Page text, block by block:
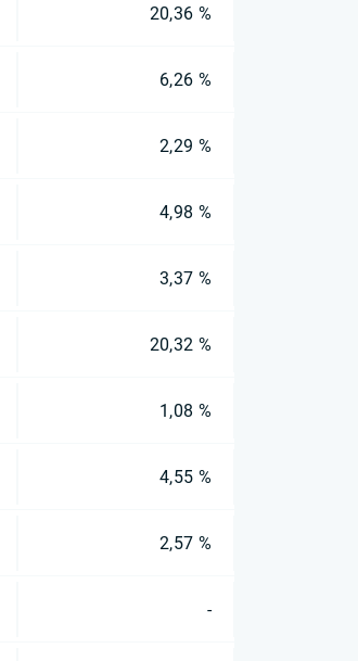
20,36 %
6,26 %
2,29 %
4,98 %
3,37 %
20,32 %
1,08 %
4,55 %
2,57 %
-